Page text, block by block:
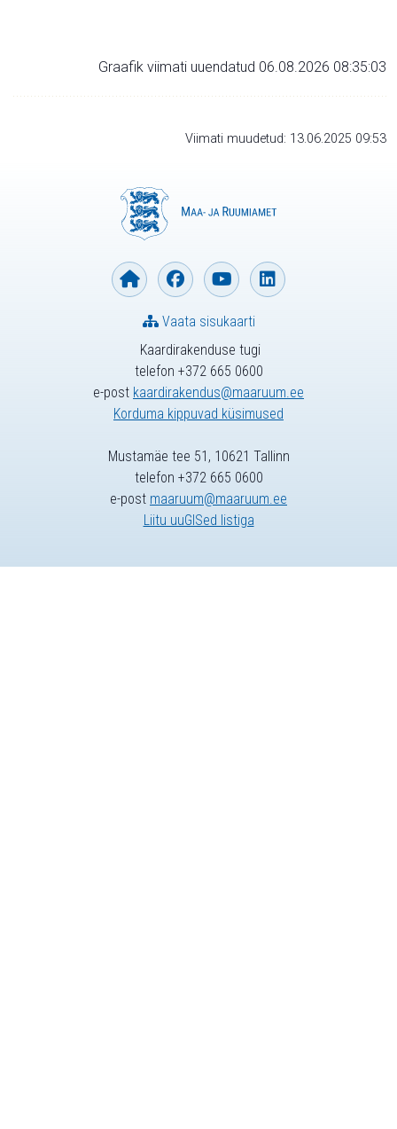
Graafik viimati uuendatud 06.08.2026 08:35:03
Viimati muudetud: 13.06.2025 09:53
Kaardirakenduse tugi
telefon +372 665 0600
e-post kaardirakendus@maaruum.ee
Korduma kippuvad küsimused
Vaata sisukaarti
Mustamäe tee 51, 10621 Tallinn
telefon +372 665 0600
e-post maaruum@maaruum.ee
Liitu uuGISed listiga